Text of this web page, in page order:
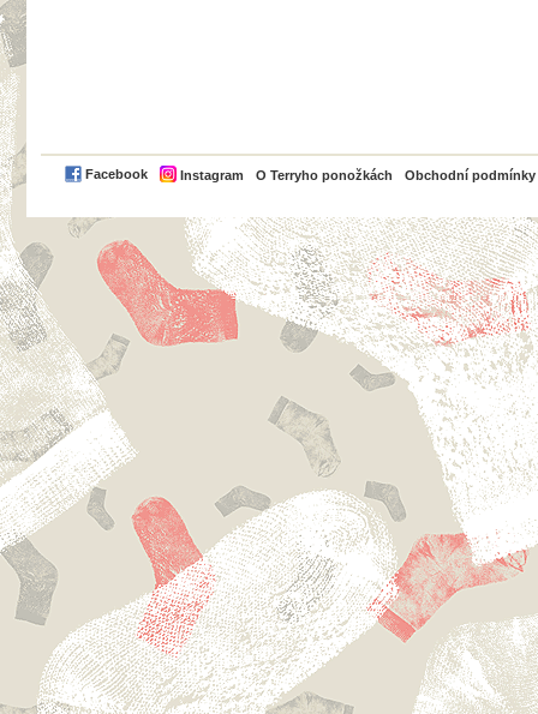
Facebook Instagram O Terryho ponožkách Obchodní podmínky
PayPal